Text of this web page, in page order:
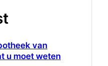
van
u moet weten